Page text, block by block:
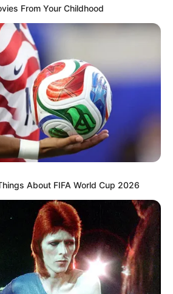
From Your Childhood
About FIFA World Cup 2026